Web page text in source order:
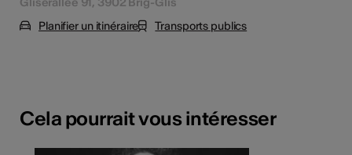
Planifier un itinéraire
Transports publics
Cela pourrait vous intéresser